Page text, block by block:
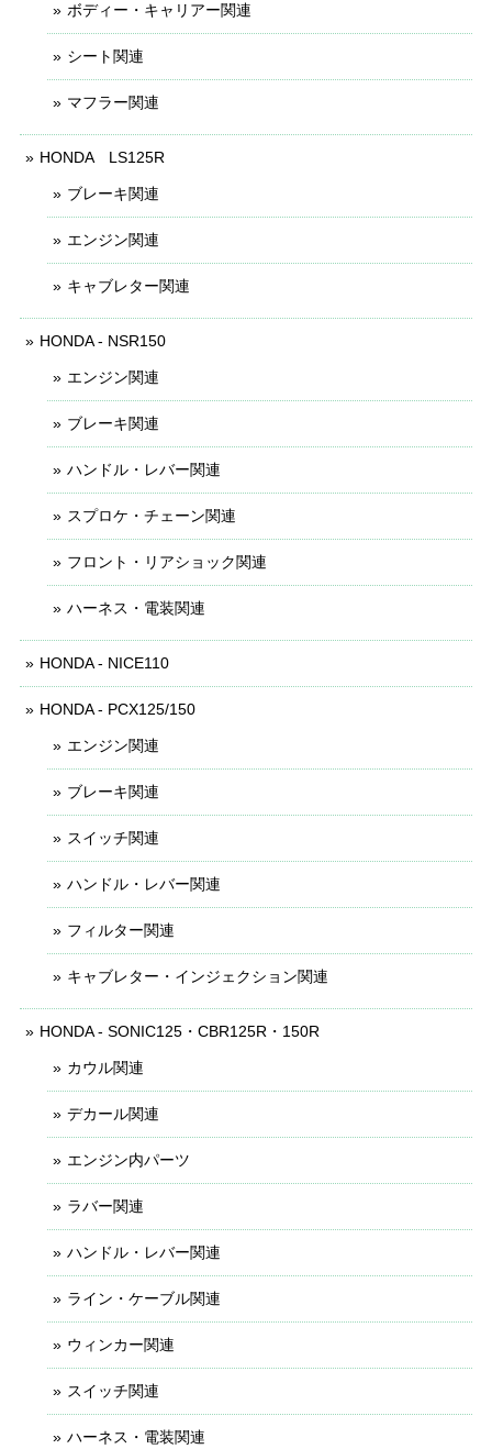
ボディー・キャリアー関連
シート関連
マフラー関連
HONDA LS125R
ブレーキ関連
エンジン関連
キャブレター関連
HONDA - NSR150
エンジン関連
ブレーキ関連
ハンドル・レバー関連
スプロケ・チェーン関連
フロント・リアショック関連
ハーネス・電装関連
HONDA - NICE110
HONDA - PCX125/150
エンジン関連
ブレーキ関連
スイッチ関連
ハンドル・レバー関連
フィルター関連
キャブレター・インジェクション関連
HONDA - SONIC125・CBR125R・150R
カウル関連
デカール関連
エンジン内パーツ
ラバー関連
ハンドル・レバー関連
ライン・ケーブル関連
ウィンカー関連
スイッチ関連
ハーネス・電装関連